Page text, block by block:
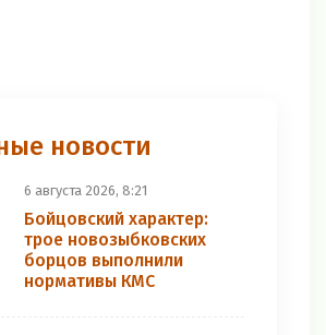
новости
6 августа 2026, 8:21
Бойцовский характер:
трое новозыбковских
борцов выполнили
нормативы КМС